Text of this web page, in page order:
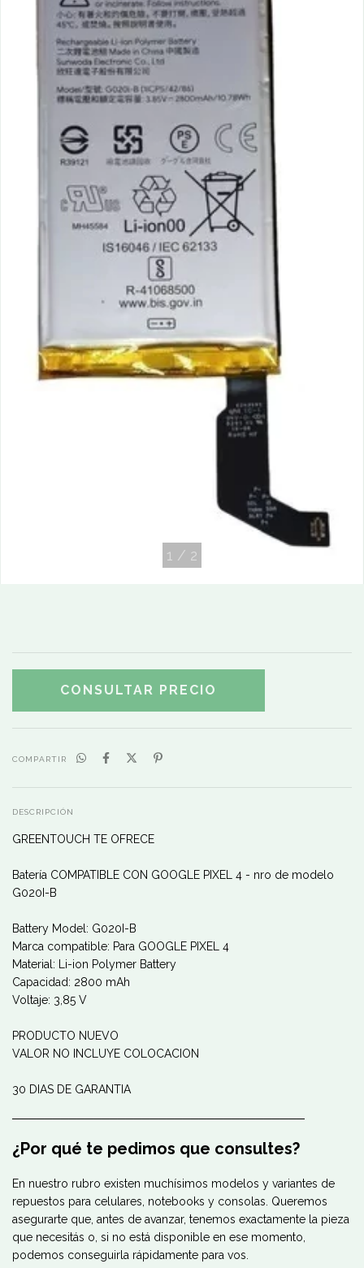
1 / 2
COMPARTIR
DESCRIPCIÓN
GREENTOUCH TE OFRECE
Batería COMPATIBLE CON GOOGLE PIXEL 4 - nro de modelo
G020I-B
Battery Model: G020I-B
Marca compatible: Para GOOGLE PIXEL 4
Material: Li-ion Polymer Battery
Capacidad: 2800 mAh
Voltaje: 3,85 V
PRODUCTO NUEVO
VALOR NO INCLUYE COLOCACION
30 DIAS DE GARANTIA
────────────────────────────────────
¿Por qué te pedimos que consultes?
En nuestro rubro existen muchísimos modelos y variantes de
repuestos para celulares, notebooks y consolas. Queremos
asegurarte que, antes de avanzar, tenemos exactamente la pieza
que necesitás o, si no está disponible en ese momento,
podemos conseguirla rápidamente para vos.